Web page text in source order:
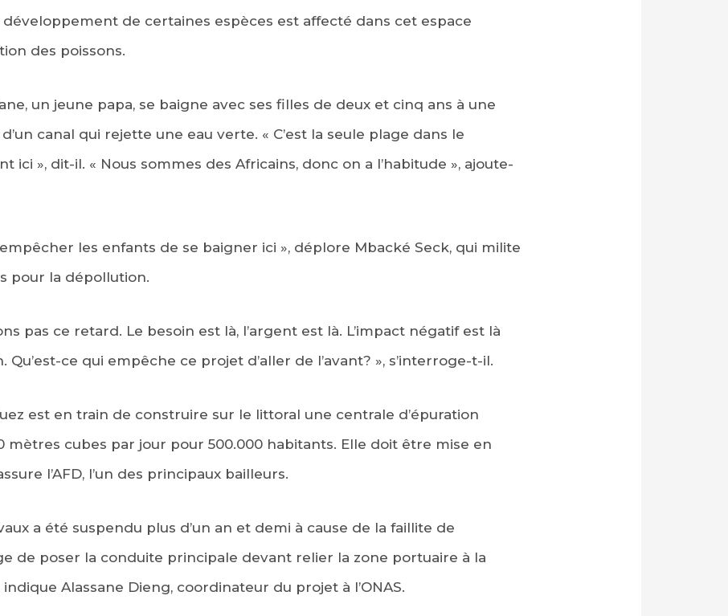
développement de certaines espèces est affecté dans cet espace
des poissons.
un jeune papa, se baigne avec ses filles de deux et cinq ans à une
canal qui rejette une eau verte. « C’est la seule plage dans le
ici », dit-il. « Nous sommes des Africains, donc on a l’habitude », ajoute-
les enfants de se baigner ici », déplore Mbacké Seck, qui milite
pour la dépollution.
pas ce retard. Le besoin est là, l’argent est là. L’impact négatif est là
ce qui empêche ce projet d’aller de l’avant? », s’interroge-t-il.
est en train de construire sur le littoral une centrale d’épuration
mètres cubes par jour pour 500.000 habitants. Elle doit être mise en
l’AFD, l’un des principaux bailleurs.
a été suspendu plus d’un an et demi à cause de la faillite de
de poser la conduite principale devant relier la zone portuaire à la
Alassane Dieng, coordinateur du projet à l’ONAS.